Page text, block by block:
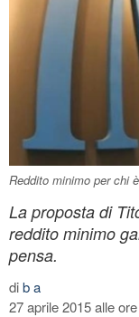
Reddito minimo per chi
La proposta di
reddito minimo
pensa.
dib a
27 aprile 2015 alle